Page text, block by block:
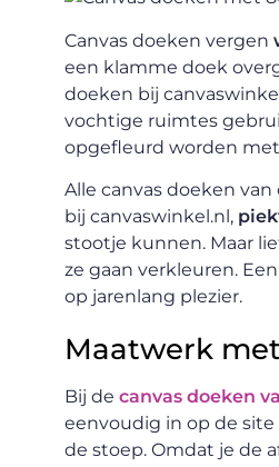
Canvas doeken vergen
een klamme doek
doeken bij
vochtige ruimtes
opgefleurd worden
Alle canvas doeken
bij canvaswinkel.nl,
stootje kunnen. Maar
ze gaan verkleuren.
op jarenlang plezier.
Maatwerk
Bij de canvas doeken
eenvoudig in op de
de stoep. Omdat je de